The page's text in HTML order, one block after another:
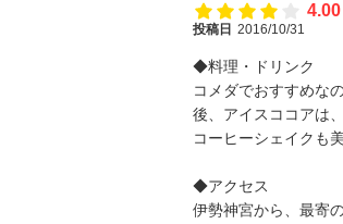
4.00
投稿日 2016/10/31
◆料理・ドリンク
コメダでおすすめな
後、アイスココアは
コーヒーシェイクも
◆アクセス
伊勢神宮から、最寄